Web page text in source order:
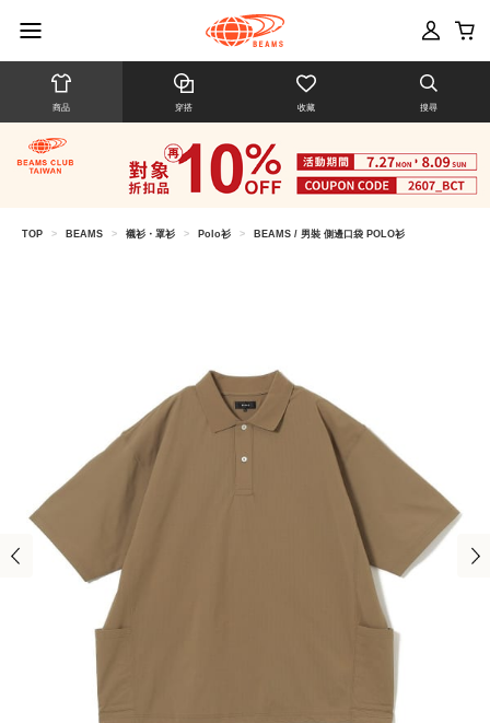
商品 穿搭 收藏 搜尋
TOP > BEAMS > 襯衫・罩衫 > Polo衫 > BEAMS / 男裝 側邊口袋 POLO衫